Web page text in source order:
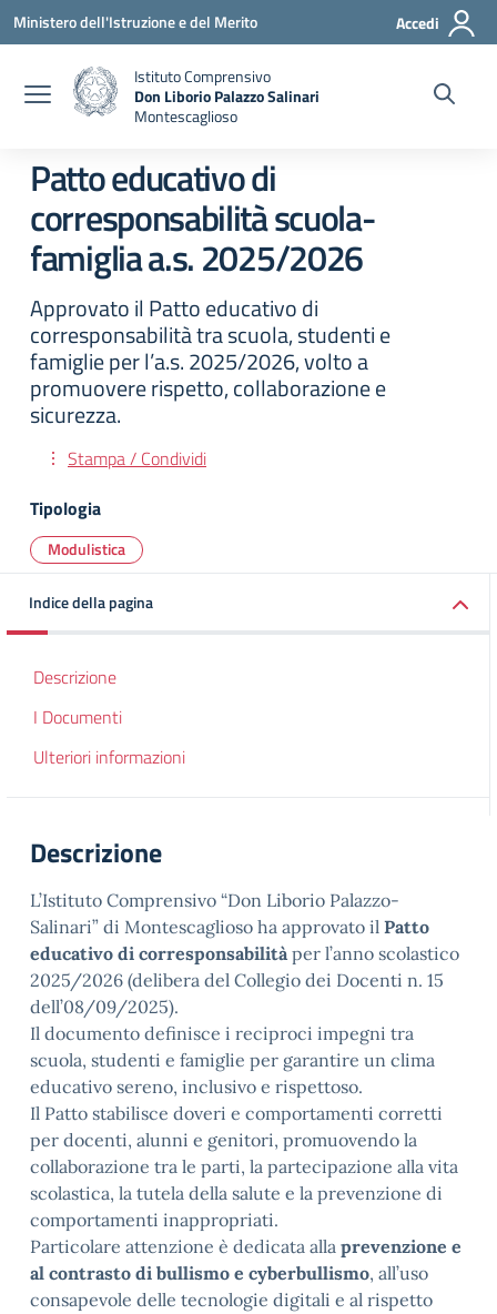
Vai ai contenuti
Vai al menu di navigazione
Vai al footer
Ministero dell'Istruzione e del Merito Accedi
Istituto Comprensivo
Don Liborio Palazzo Salinari
Montescaglioso
Patto educativo di
corresponsabilità scuola-
famiglia a.s. 2025/2026
Approvato il Patto educativo di
corresponsabilità tra scuola, studenti e
famiglie per l’a.s. 2025/2026, volto a
promuovere rispetto, collaborazione e
sicurezza.
Stampa / Condividi
Tipologia
Modulistica
Indice della pagina
Descrizione
I Documenti
Ulteriori informazioni
Descrizione
L’Istituto Comprensivo “Don Liborio Palazzo-
Salinari” di Montescaglioso ha approvato il Patto
educativo di corresponsabilitàper l’anno scolastico
2025/2026 (delibera del Collegio dei Docenti n. 15
dell’08/09/2025).
Il documento definisce i reciproci impegni tra
scuola, studenti e famiglie per garantire un clima
educativo sereno, inclusivo e rispettoso.
Il Patto stabilisce doveri e comportamenti corretti
per docenti, alunni e genitori, promuovendo la
collaborazione tra le parti, la partecipazione alla vita
scolastica, la tutela della salute e la prevenzione di
comportamenti inappropriati.
Particolare attenzione è dedicata alla prevenzione e
al contrasto di bullismo e cyberbullismo, all’uso
consapevole delle tecnologie digitali e al rispetto